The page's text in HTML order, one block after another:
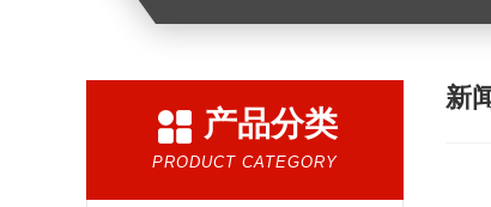
产品分类
PRODUCT CATEGORY
新